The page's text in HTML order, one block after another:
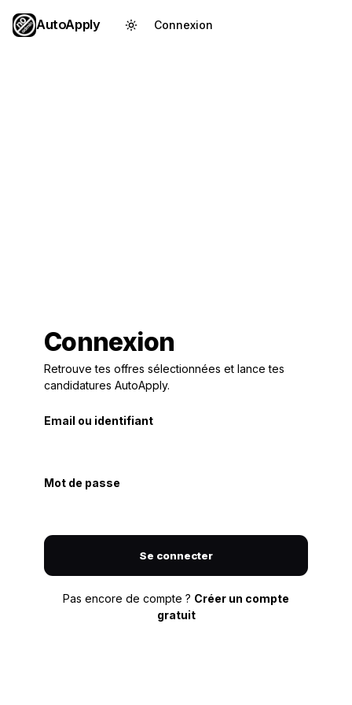
AutoApply Connexion
Connexion
Retrouve tes offres sélectionnées et lance tes
candidatures AutoApply.
Email ou identifiant
Mot de passe
Se connecter
Pas encore de compte ? Créer un compte
gratuit